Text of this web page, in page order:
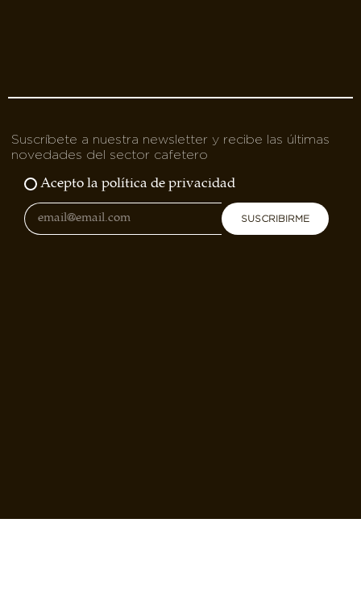
Suscríbete a nuestra newsletter y recibe las últimas
novedades del sector cafetero
Acepto la política de privacidad
SUSCRIBIRME